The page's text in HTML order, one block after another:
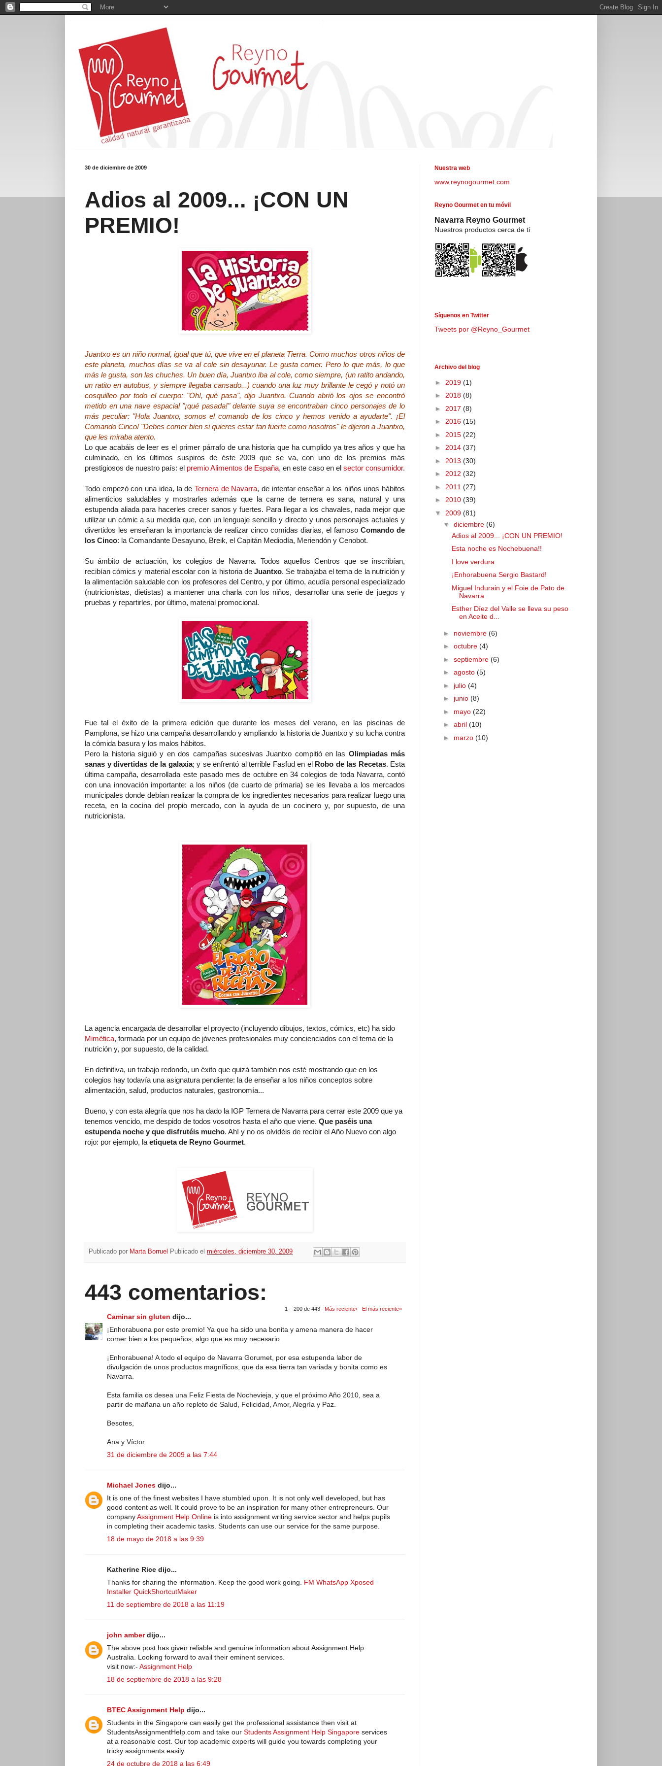
30 de diciembre de 2009
Adios al 2009... ¡CON UN
PREMIO!
Juantxo es un niño normal, igual que tú, que vive en el planeta Tierra. Como muchos otros niños de
este planeta, muchos días se va al cole sin desayunar. Le gusta comer. Pero lo que más, lo que
más le gusta, son las chuches. Un buen día, Juantxo iba al cole, como siempre, (un ratito andando,
un ratito en autobus, y siempre llegaba cansado...) cuando una luz muy brillante le cegó y notó un
cosquilleo por todo el cuerpo: "Oh!, qué pasa", dijo Juantxo. Cuando abrió los ojos se encontró
metido en una nave espacial "¡qué pasada!" delante suya se encontraban cinco personajes de lo
más peculiar: "Hola Juantxo, somos el comando de los cinco y hemos venido a ayudarte". ¡El
Comando Cinco! "Debes comer bien si quieres estar tan fuerte como nosotros" le dijeron a Juantxo,
que les miraba atento.
Lo que acabáis de leer es el primer párrafo de una historia que ha cumplido ya tres años y que ha
culminado, en los últimos suspiros de éste 2009 que se va, con uno de los premios más
prestigiosos de nuestro país: el premio Alimentos de España, en este caso en el sector consumidor.
Todo empezó con una idea, la de Ternera de Navarra, de intentar enseñar a los niños unos hábitos
alimenticios saludables y mostrarles además que la carne de ternera es sana, natural y una
estupenda aliada para hacerles crecer sanos y fuertes. Para llegar a los chavales, nada mejor que
utilizar un cómic a su medida que, con un lenguaje sencillo y directo y unos personajes actuales y
divertidos les enseñaran la importancia de realizar cinco comidas diarias, el famoso Comando de
los Cinco: la Comandante Desayuno, Breik, el Capitán Mediodía, Meriendón y Cenobot.
Su ámbito de actuación, los colegios de Navarra. Todos aquellos Centros que se inscribían,
recibían cómics y material escolar con la historia deJuantxo. Se trabajaba el tema de la nutrición y
la alimentación saludable con los profesores del Centro, y por último, acudía personal especializado
(nutricionistas, dietistas) a mantener una charla con los niños, desarrollar una serie de juegos y
pruebas y repartirles, por último, material promocional.
Fue tal el éxito de la primera edición que durante los meses del verano, en las piscinas de
Pamplona, se hizo una campaña desarrollando y ampliando la historia de Juantxo y su lucha contra
la cómida basura y los malos hábitos.
Pero la historia siguió y en dos campañas sucesivas Juantxo compitió en las Olimpiadas más
sanas y divertidas de la galaxia; y se enfrentó al terrible Fasfud en el Robo de las Recetas. Esta
última campaña, desarrollada este pasado mes de octubre en 34 colegios de toda Navarra, contó
con una innovación importante: a los niños (de cuarto de primaria) se les llevaba a los mercados
municipales donde debían realizar la compra de los ingredientes necesarios para realizar luego una
receta, en la cocina del propio mercado, con la ayuda de un cocinero y, por supuesto, de una
nutricionista.
La agencia encargada de desarrollar el proyecto (incluyendo dibujos, textos, cómics, etc) ha sido
Mimética, formada por un equipo de jóvenes profesionales muy concienciados con el tema de la
nutrición y, por supuesto, de la calidad.
En definitiva, un trabajo redondo, un éxito que quizá también nos esté mostrando que en los
colegios hay todavía una asignatura pendiente: la de enseñar a los niños conceptos sobre
alimentación, salud, productos naturales, gastronomía...
Bueno, y con esta alegría que nos ha dado la IGP Ternera de Navarra para cerrar este 2009 que ya
tenemos vencido, me despido de todos vosotros hasta el año que viene. Que paséis una
estupenda noche y que disfrutéis mucho. Ah! y no os olvidéis de recibir el Año Nuevo con algo
rojo: por ejemplo, la etiqueta de Reyno Gourmet.
Publicado por Marta Borruel Publicado el miércoles, diciembre 30, 2009
443 comentarios:
1 – 200 de 443 Más reciente› El más reciente»
Caminar sin gluten dijo...
¡Enhorabuena por este premio! Ya que ha sido una bonita y amena manera de hacer
comer bien a los pequeños, algo que es muy necesario.
¡Enhorabuena! A todo el equipo de Navarra Gorumet, por esa estupenda labor de
divulgación de unos productos magníficos, que da esa tierra tan variada y bonita como es
Navarra.
Esta familia os desea una Feliz Fiesta de Nochevieja, y que el próximo Año 2010, sea a
partir de mañana un año repleto de Salud, Felicidad, Amor, Alegría y Paz.
Besotes,
Ana y Víctor.
31 de diciembre de 2009 a las 7:44
Michael Jones dijo...
It is one of the finest websites I have stumbled upon. It is not only well developed, but has
good content as well. It could prove to be an inspiration for many other entrepreneurs. Our
companyAssignment Help Online is into assignment writing service sector and helps pupils
in completing their academic tasks. Students can use our service for the same purpose.
18 de mayo de 2018 a las 9:39
Katherine Rice dijo...
Thanks for sharing the information. Keep the good work going.
FM WhatsApp Xposed
Installer QuickShortcutMaker
11 de septiembre de 2018 a las 11:19
john amberdijo...
The above post has given reliable and genuine information about Assignment Help
Australia. Looking forward to avail their eminent services.
visit now:- Assignment Help
18 de septiembre de 2018 a las 9:28
BTEC Assignment Help dijo...
Students in the Singapore can easily get the professional assistance then visit at
StudentsAssignmentHelp.com and take our Students Assignment Help Singapore services
at a reasonable cost. Our top academic experts will guide you towards completing your
tricky assignments easily.
24 de octubre de 2018 a las 6:49
Nuestra web
www.reynogourmet.com
Reyno Gourmet en tu móvil
Navarra Reyno Gourmet
Nuestros productos cerca de ti
Síguenos en Twitter
Tweets por @Reyno_Gourmet
Archivo del blog
► 2019 (1)
► 2018 (8)
► 2017 (8)
► 2016 (15)
► 2015 (22)
► 2014 (37)
► 2013 (30)
► 2012 (32)
► 2011 (27)
► 2010 (39)
▼ 2009 (81)
▼ diciembre (6)
Adios al 2009... ¡CON UN PREMIO!
Esta noche es Nochebuena!!
I love verdura
¡Enhorabuena Sergio Bastard!
Miguel Indurain y el Foie de Pato de
Navarra
Esther Díez del Valle se lleva su peso
en Aceite d...
► noviembre (6)
► octubre (4)
► septiembre (6)
► agosto (5)
► julio (4)
► junio (8)
► mayo (22)
► abril (10)
► marzo (10)